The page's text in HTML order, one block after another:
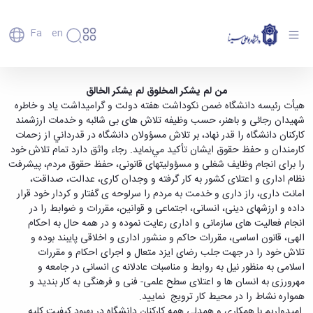
Fa En
تاریخچه
و
معرفی
برنامه
راهبردی
دانشگاه
نقشه
دانشگاه
سازمان
دانشگاه
معاونت
توسعه
مدیریت
و
پشتیبانی
هیأت
علمی
کارکنان
دانشجویان
فارغ
التحصیلان
دانشکده‌ها
پردیس
اصلی
مهندسی
کشاورزی
شیمی
و
علوم
نفت
علوم
ارتباط
با ما
روابط
بین
الملل
(قدم
الآن)
Apply
Now
پیام تبریک هیأت رئیسه دانشگاه به مناسبت هفته
دولت و روز کارمند - دانشگاه بوعلی سینا همدان
من لم یشکر المخلوق لم یشکر الخالق
هیأت رئیسه دانشگاه ضمن نکوداشت هفته دولت و گرامیداشت یاد و خاطره
شهیدان رجائی و باهنر، حسب وظیفه تلاش های بی شائبه و خدمات ارزشمند
کارکنان دانشگاه را قدر نهاد، بر تلاش مسؤولان دانشگاه در قدرداني از زحمات
كارمندان و حفظ حقوق ايشان تأكيد مي‌نمايد. رجاء واثق دارد تمام تلاش خود
را برای انجام وظایف شغلی و مسؤولیتهای قانونی، حفظ حقوق مردم، پیشرفت
نظام اداری و اعتلای کشور به کار گرفته و وجدان کاری، عدالت، صداقت،
امانت داری، راز داری و خدمت به مردم را سرلوحه ی گفتار و کردار خود قرار
داده و ارزشهای دینی، انسانی، اجتماعی و قوانین، مقررات و ضوابط را در
انجام فعالیت های سازمانی و اداری رعایت نموده و در همه حال به احکام
الهی، قانون اساسی، مقررات حاکم و منشور اداری و اخلاقی پایبند بوده و
تلاش خود را در جهت جلب رضای ایزد متعال و اجرای احکام و مقررات
اسلامی به منظور نیل به روابط و مناسبات عادلانه ی انسانی در جامعه و
مهرورزی به انسان ها و اعتلای سطح علمی- فنی و فرهنگی به کار بندید و
همواره نشاط را در محیط کار ترویج نمایید.